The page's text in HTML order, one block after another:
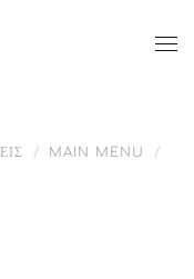
MAIN MENU